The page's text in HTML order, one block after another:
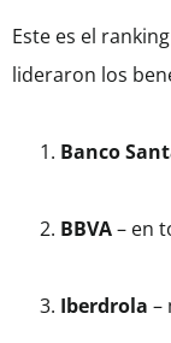
Este es el
lideraron los
Banco
BBVA– en
Iberdrola –